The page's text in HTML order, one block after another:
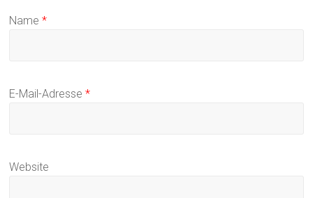
Name*
E-Mail-Adresse*
Website